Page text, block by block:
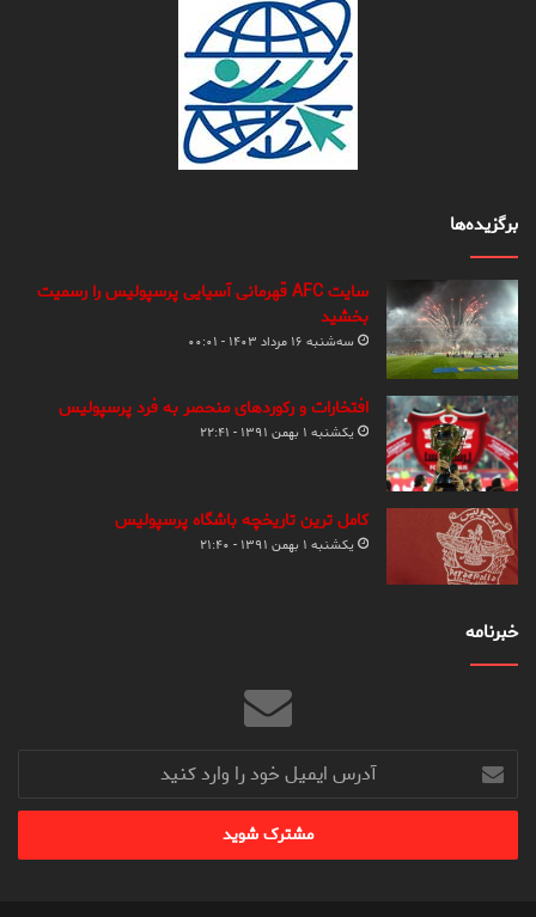
برگزیده‌ها
سایت AFC قهرمانی آسیایی پرسپولیس را رسمیت
بخشید
سه‌شنبه ۱۶ مرداد ۱۴۰۳ - ۰۰:۰۱
افتخارات و رکوردهای منحصر به فرد پرسپولیس
یکشنبه ۱ بهمن ۱۳۹۱ - ۲۲:۴۱
کامل ترین تاریخچه باشگاه پرسپولیس
یکشنبه ۱ بهمن ۱۳۹۱ - ۲۱:۴۰
خبرنامه
آدرس
ایمیل
خود
وارد